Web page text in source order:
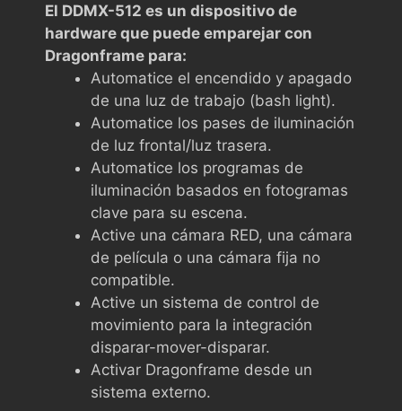
El DDMX-512 es un dispositivo de
hardware que puede emparejar con
Dragonframe para:
Automatice el encendido y apagado
de una luz de trabajo (bash light).
Automatice los pases de iluminación
de luz frontal/luz trasera.
Automatice los programas de
iluminación basados en fotogramas
clave para su escena.
Active una cámara RED, una cámara
de película o una cámara fija no
compatible.
Active un sistema de control de
movimiento para la integración
disparar-mover-disparar.
Activar Dragonframe desde un
sistema externo.